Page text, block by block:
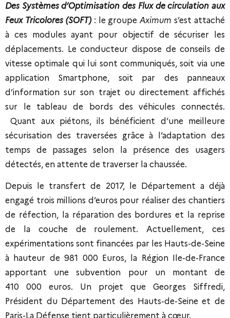
Des Systèmes d’Optimisation des Flux de circulation aux
Feux Tricolores (SOFT): le groupeAximums’est attaché
à ces modules ayant pour objectif de sécuriser les
déplacements. Le conducteur dispose de conseils de
vitesse optimale qui lui sont communiqués, soit via une
application Smartphone, soit par des panneaux
d’information sur son trajet ou directement affichés
sur le tableau de bords des véhicules connectés.
Quant aux piétons, ils bénéficient d’une meilleure
sécurisation des traversées grâce à l’adaptation des
temps de passages selon la présence des usagers
détectés, en attente de traverser la chaussée.
Depuis le transfert de 2017, le Département a déjà
engagé trois millions d’euros pour réaliser des chantiers
de réfection, la réparation des bordures et la reprise
de la couche de roulement. Actuellement, ces
expérimentations sont financées par les Hauts-de-Seine
à hauteur de 981 000 Euros, la Région Ile-de-France
apportant une subvention pour un montant de
410 000 euros. Un projet que Georges Siffredi,
Président du Département des Hauts-de-Seine et de
Paris-La Défense tient particulièrement à cœur.